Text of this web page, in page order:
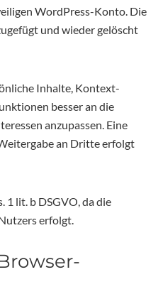
WordPress-Konto. Die
und wieder gelöscht
Inhalte, Kontext-
besser an die
anzupassen. Eine
an Dritte erfolgt
1 lit. b DSGVO, da die
erfolgt.